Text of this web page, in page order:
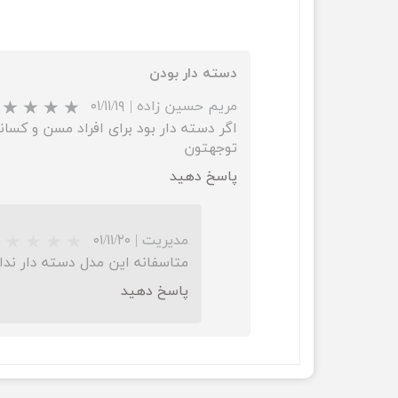
دسته دار بودن
مریم حسین زاده | ۰۱/۱۱/۱۹
توجهتون
پاسخ دهید
مدیریت | ۰۱/۱۱/۲۰
متاسفانه این مدل دسته دار
پاسخ دهید